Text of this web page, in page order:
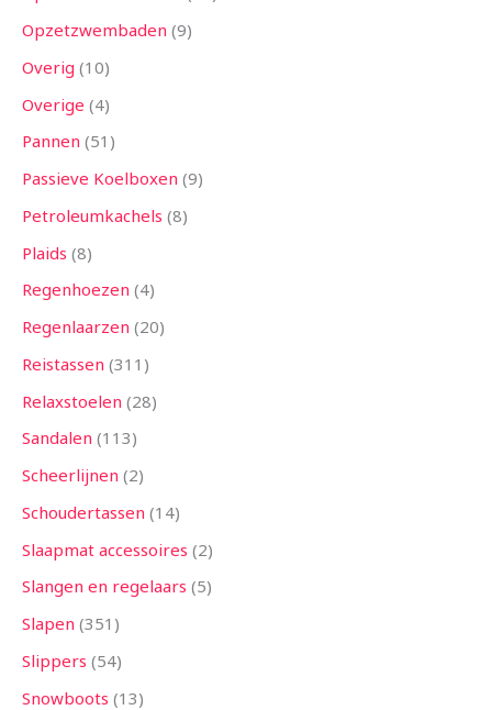
Opzetzwembaden 9
Overig 10
Overige 4
Pannen 51
Passieve Koelboxen 9
Petroleumkachels 8
Plaids 8
Regenhoezen 4
Regenlaarzen 20
Reistassen 311
Relaxstoelen 28
Sandalen 113
Scheerlijnen 2
Schoudertassen 14
Slaapmat accessoires 2
Slangen en regelaars 5
Slapen 351
Slippers 54
Snowboots 13